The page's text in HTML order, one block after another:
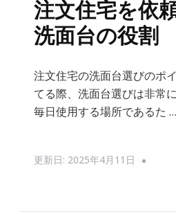
注文住宅を依
洗面台の役割
注文住宅の洗面台選びのポ
てる際、洗面台選びは非常
毎日使用する場所であるた …
更新日: 2025年4月11日